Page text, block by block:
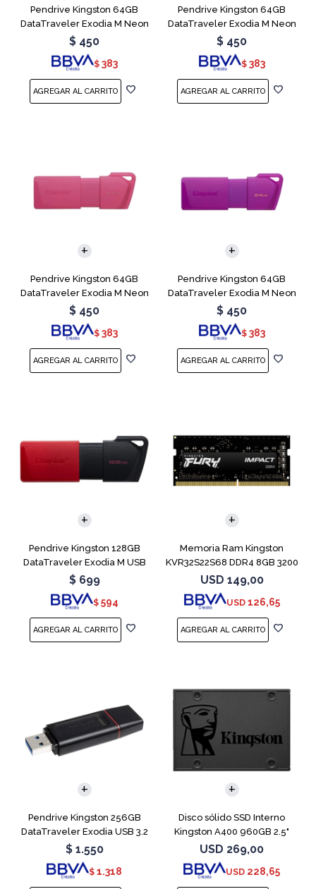
Pendrive Kingston 64GB
DataTraveler Exodia M Neon
Blue
$ 450
$ 383
Pendrive Kingston 64GB
DataTraveler Exodia M Neon
Green
$ 450
$ 383
Pendrive Kingston 64GB
DataTraveler Exodia M Neon
Pink
$ 450
$ 383
Pendrive Kingston 64GB
DataTraveler Exodia M Neon
Purple
$ 450
$ 383
Pendrive Kingston 128GB
DataTraveler Exodia M USB
3.2
$ 699
$ 594
Memoria Ram Kingston
KVR32S22S68 DDR4 8GB 3200
MHz Sodimm
USD 149,00
USD 126,65
Pendrive Kingston 256GB
DataTraveler Exodia USB 3.2
$ 1.550
$ 1.318
Disco sólido SSD Interno
Kingston A400 960GB 2.5"
SATA 3
USD 269,00
USD 228,65